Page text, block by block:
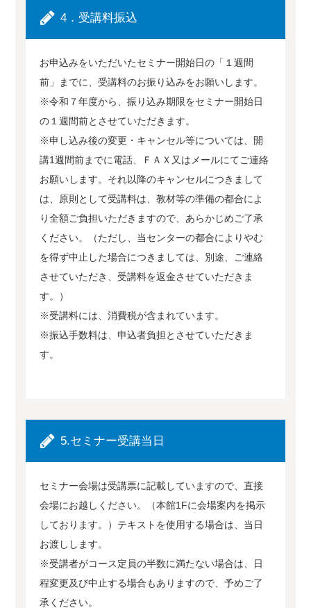
4．受講料振込
お申込みをいただいたセミナー開始日の「１週間
前」までに、受講料のお振り込みをお願いします。
※令和７年度から、振り込み期限をセミナー開始日
の１週間前とさせていただきます。
※申し込み後の変更・キャンセル等については、開
講1週間前までに電話、ＦＡＸ又はメールにてご連絡
お願いします。それ以降のキャンセルにつきまして
は、原則として受講料は、教材等の準備の都合によ
り全額ご負担いただきますので、あらかじめご了承
ください。（ただし、当センターの都合によりやむ
を得ず中止した場合につきましては、別途、ご連絡
させていただき、受講料を返金させていただきま
す。）
※受講料には、消費税が含まれています。
※振込手数料は、申込者負担とさせていただきま
す。
5.セミナー受講当日
セミナー会場は受講票に記載していますので、直接
会場にお越しください。（本館1Fに会場案内を掲示
しております。）テキストを使用する場合は、当日
お渡しします。
※受講者がコース定員の半数に満たない場合は、日
程変更及び中止する場合もありますので、予めご了
承ください。